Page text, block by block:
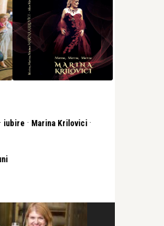
· iubire · Marina Krilovici ·